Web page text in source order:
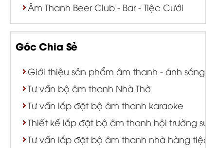
Âm Thanh Beer Club - Bar - Tiệc Cưới
Góc Chia Sẻ
Giới thiệu sản phẩm âm thanh - ánh sáng
Tư vấn bộ âm thanh Nhà Thờ
Tư vấn lắp đặt bộ âm thanh karaoke
Thiết kế lắp đặt bộ âm thanh hội trường sự
Tư vấn lắp đặt bộ âm thanh nhà hàng tiệc